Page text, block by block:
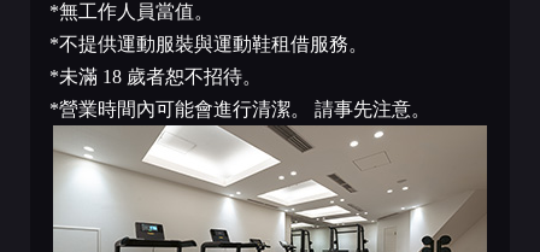
*無工作人員當值。
*不提供運動服裝與運動鞋租借服務。
*未滿 18 歲者恕不招待。
*營業時間內可能會進行清潔。 請事先注意。